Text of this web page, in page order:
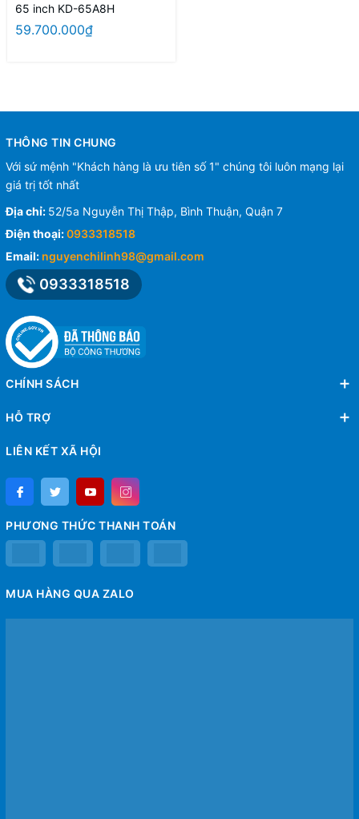
65 inch KD-65A8H
59.700.000₫
THÔNG TIN CHUNG
Với sứ mệnh "Khách hàng là ưu tiên số 1" chúng tôi luôn mạng lại
giá trị tốt nhất
Địa chỉ: 52/5a Nguyễn Thị Thập, Bình Thuận, Quận 7
Điện thoại:0933318518
Email: nguyenchilinh98@gmail.com
0933318518
CHÍNH SÁCH
HỖ TRỢ
LIÊN KẾT XÃ HỘI
PHƯƠNG THỨC THANH TOÁN
MUA HÀNG QUA ZALO